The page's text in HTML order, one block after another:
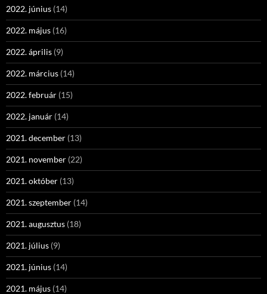
2022. június (14)
2022. május (16)
2022. április (9)
2022. március (14)
2022. február (15)
2022. január (14)
2021. december (13)
2021. november (22)
2021. október (13)
2021. szeptember (14)
2021. augusztus (18)
2021. július (9)
2021. június (14)
2021. május (14)